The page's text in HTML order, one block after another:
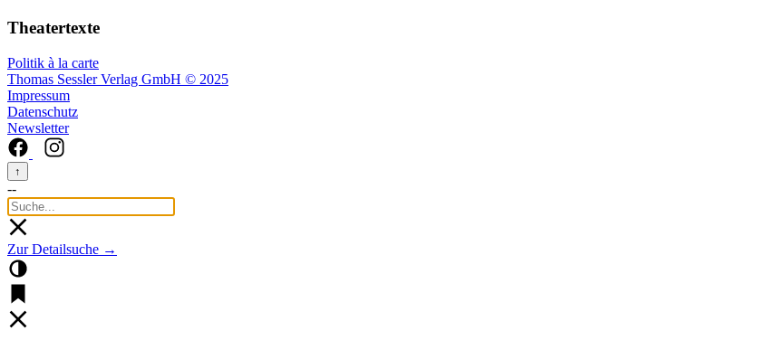
Theatertexte
Politik à la carte
Thomas Sessler Verlag GmbH © 2025
Impressum
Datenschutz
Newsletter
↑
--
Zur Detailsuche →